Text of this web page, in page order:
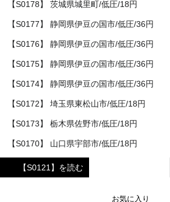
【S0178】 茨城県城里町/低圧/18円
【S0177】 静岡県伊豆の国市/低圧/36円
【S0176】 静岡県伊豆の国市/低圧/36円
【S0175】 静岡県伊豆の国市/低圧/36円
【S0174】 静岡県伊豆の国市/低圧/36円
【S0172】 埼玉県東松山市/低圧/18円
【S0173】 栃木県佐野市/低圧/18円
【S0170】 山口県宇部市/低圧/18円
【S0171】 山口県宇部市/低圧/18円
【S0121】を読む
お気に入り